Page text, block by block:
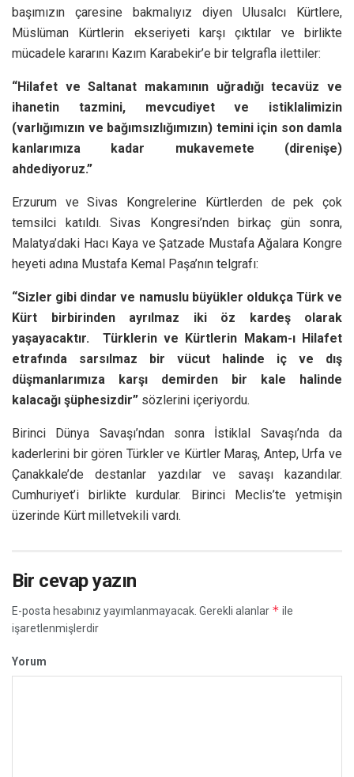
başımızın çaresine bakmalıyız diyen Ulusalcı Kürtlere,
Müslüman Kürtlerin ekseriyeti karşı çıktılar ve birlikte
mücadele kararını Kazım Karabekir’e bir telgrafla ilettiler:
“Hilafet ve Saltanat makamının uğradığı tecavüz ve
ihanetin tazmini, mevcudiyet ve istiklalimizin
(varlığımızın ve bağımsızlığımızın) temini için son damla
kanlarımıza kadar mukavemete (direnişe)
ahdediyoruz.”
Erzurum ve Sivas Kongrelerine Kürtlerden de pek çok
temsilci katıldı. Sivas Kongresi’nden birkaç gün sonra,
Malatya’daki Hacı Kaya ve Şatzade Mustafa Ağalara Kongre
heyeti adına Mustafa Kemal Paşa’nın telgrafı:
“Sizler gibi dindar ve namuslu büyükler oldukça Türk ve
Kürt birbirinden ayrılmaz iki öz kardeş olarak
yaşayacaktır.
Türklerin ve Kürtlerin Makam-ı Hilafet
etrafında sarsılmaz bir vücut halinde iç ve dış
düşmanlarımıza karşı demirden bir kale halinde
kalacağı şüphesizdir” sözlerini içeriyordu.
Birinci Dünya Savaşı’ndan sonra İstiklal Savaşı’nda da
kaderlerini bir gören Türkler ve Kürtler Maraş, Antep, Urfa ve
Çanakkale’de destanlar yazdılar ve savaşı kazandılar.
Cumhuriyet’i birlikte kurdular. Birinci Meclis’te yetmişin
üzerinde Kürt milletvekili vardı.
Bir cevap yazın
E-posta hesabınız yayımlanmayacak. Gerekli alanlar * ile
işaretlenmişlerdir
Yorum